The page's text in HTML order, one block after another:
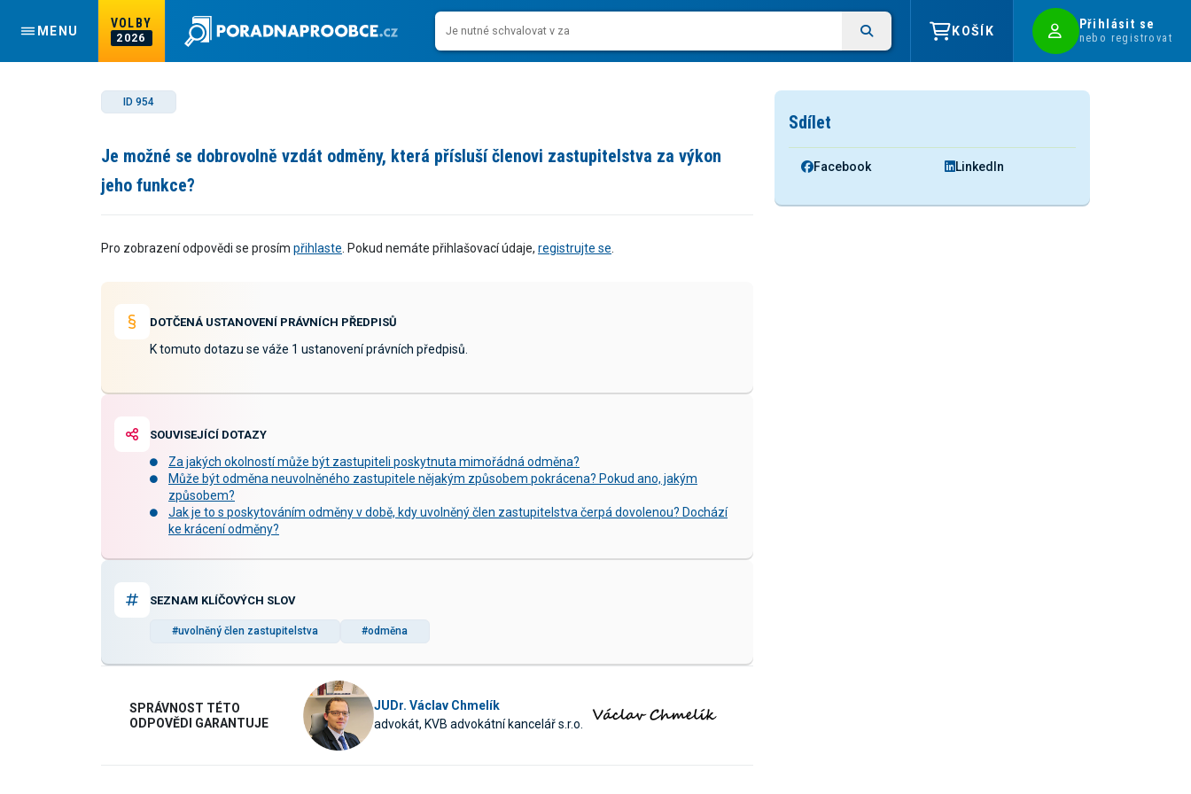
MENU
VOLBY
2026
KOŠÍK Přihlásit se
nebo registrovat
ID 954
Je možné se dobrovolně vzdát odměny, která přísluší členovi zastupitelstva za výkon
jeho funkce?
Pro zobrazení odpovědi se prosím přihlaste . Pokud nemáte přihlašovací údaje, registrujte se
DOTČENÁ USTANOVENÍ PRÁVNÍCH PŘEDPISŮ
K tomuto dotazu se váže 1 ustanovení právních předpisů.
SOUVISEJÍCÍ DOTAZY
Za jakých okolností může být zastupiteli poskytnuta mimořádná odměna?
Může být odměna neuvolněného zastupitele nějakým způsobem pokrácena? Pokud ano, jakým
způsobem?
Jak je to s poskytováním odměny v době, kdy uvolněný člen zastupitelstva čerpá dovolenou? Dochází
ke krácení odměny?
SEZNAM KLÍČOVÝCH SLOV
#uvolněný člen zastupitelstva #odměna
SPRÁVNOST TÉTO
ODPOVĚDI GARANTUJE
JUDr. Václav Chmelík
advokát, KVB advokátní kancelář s.r.o.
Sdílet
Facebook LinkedIn